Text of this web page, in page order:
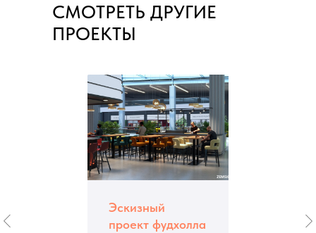
СМОТРЕТЬ ДРУГИЕ
ПРОЕКТЫ
Эскизный
проект фудхолла